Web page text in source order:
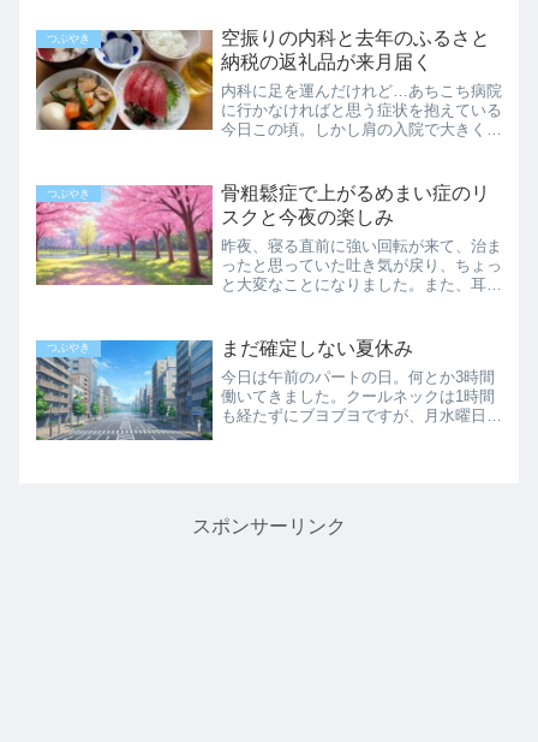
と少し大変かもしれません。まだ玄関に
落ち葉も入ってきますし。...
つぶやき
空振りの内科と去年のふるさと
納税の返礼品が来月届く
内科に足を運んだけれど…あちこち病院
に行かなければと思う症状を抱えている
今日この頃。しかし肩の入院で大きく出
だいぶ前に予約を入れていたので行って
きましたが。でも、血中脂...
つぶやき
骨粗鬆症で上がるめまい症のリ
スクと今夜の楽しみ
昨夜、寝る直前に強い回転が来て、治ま
ったと思っていた吐き気が戻り、ちょっ
と大変なことになりました。また、耳石
いて布団に入っていました。やはり今年
の桜は諦めなければならな...
つぶやき まだ確定しない夏休み
今日は午前のパートの日。何とか3時間
働いてきました。クールネックは1時間
も経たずにブヨブヨですが、月水曜日は
スポンサーリンク